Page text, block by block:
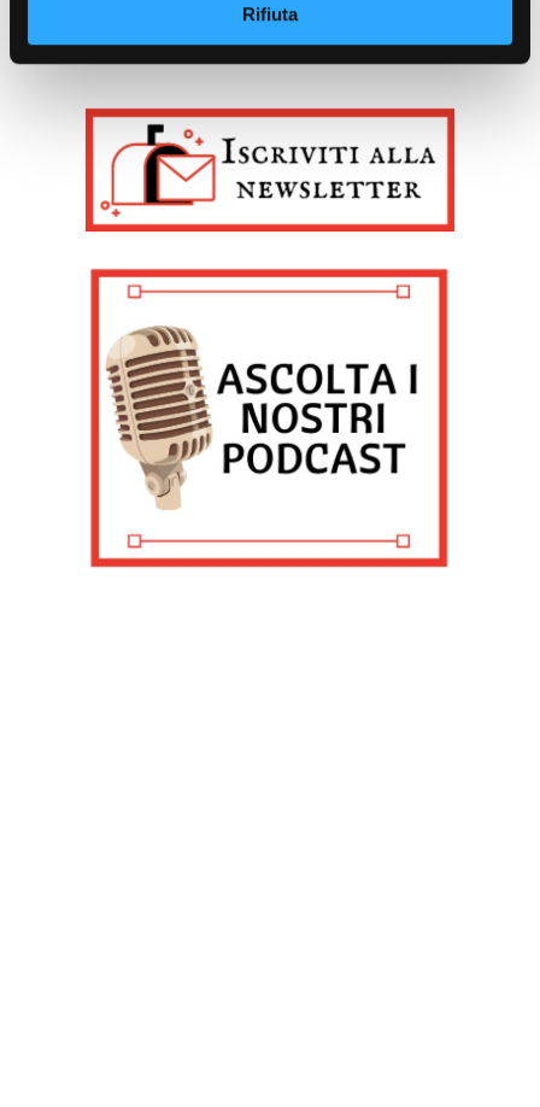
Identificare il tuo dispositivo, scansionandolo
(impronte digitali).
Approfondisci come vengono elaborati i tuoi dati personali
e imposta le tue preferenze nellasezione dettagli
modificare o ritirare il tuo consenso in qualsiasi momento
dalla Dichiarazione sui cookie.
Noi e i nostri partner trattiamo i tuoi dati personali, ad
cookie e/o altri strumenti di tracciamento, per
memorizzare e accedere alle informazioni sul tuo
dispositivo. Ciò è finalizzato a pubblicare annunci e
contenuti personalizzati, valutare pubblicità e contenuti,
analizzare gli utenti e sviluppare il prodotto. Puoi
scegliere chi utilizza i tuoi dati e per quali scopi.
Approfondisci come vengono elaborati i tuoi dati personali
e imposta le tue preferenze nella sezione dettagli. Puoi
modificare o revocare il tuo consenso in qualsiasi
Rifiuta